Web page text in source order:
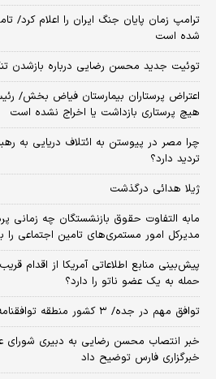
ترامپ زمان پایان جنگ ایران را اعلام کرد/
شده است
توئیت جدید محسن رضایی درباره بازشدن
اعتراض پرستاران بیمارستان فیاض بخش/
هیچ پرستاری بازداشت یا اخراج نشده است
چرا مصر در پیوستن به ائتلاف دریایی به
تردید دارد؟
ژیلا هدائی درگذشت
مابه التفاوت حقوق بازنشستگان چه
مدیرکل امور مستمری‌های تامین اجتماعی را
پیش‌بینی منابع اطلاعاتی آمریکا از اقدام
حمله به یک عضو ناتو را دارد؟
توافق مهم در جده/ ۳ کشور منطقه توافقنامه نظامی امضا می‌کنند
خبر انتصاب محسن رضایی به دبیری
خبرگزاری فارس توضیح داد